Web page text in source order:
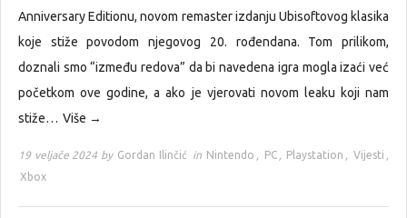
Anniversary Editionu, novom remaster izdanju Ubisoftovog klasika
koje stiže povodom njegovog 20. rođendana. Tom prilikom,
doznali smo “između redova” da bi navedena igra mogla izaći već
početkom ove godine, a ako je vjerovati novom leaku koji nam
stiže… Više →
19 veljače 2024 by Gordan Ilinčić in Nintendo , PC , Playstation , Vijesti ,
Xbox